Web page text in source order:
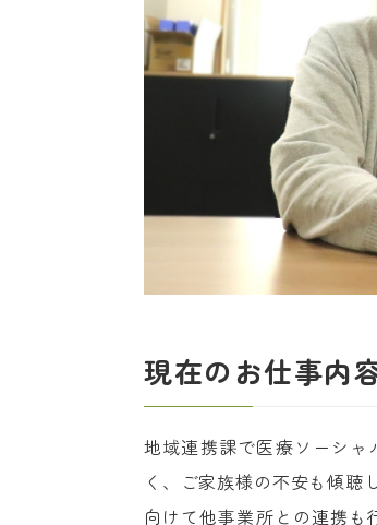
現在のお仕事内
地域連携課で医療ソーシ
く、ご家族様の不安も傾聴
向けて他事業所との連携